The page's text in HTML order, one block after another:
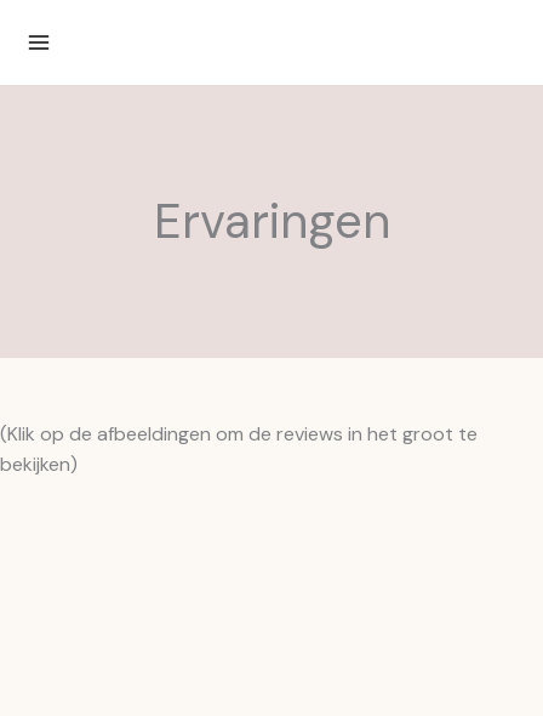
naar
Ervaringen
(Klik op de afbeeldingen om de reviews in het groot te
bekijken)